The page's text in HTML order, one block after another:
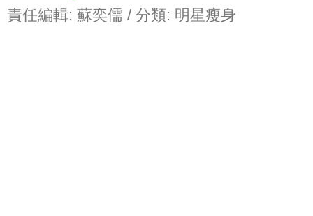
責任編輯: 蘇奕儒 / 分類: 明星瘦身